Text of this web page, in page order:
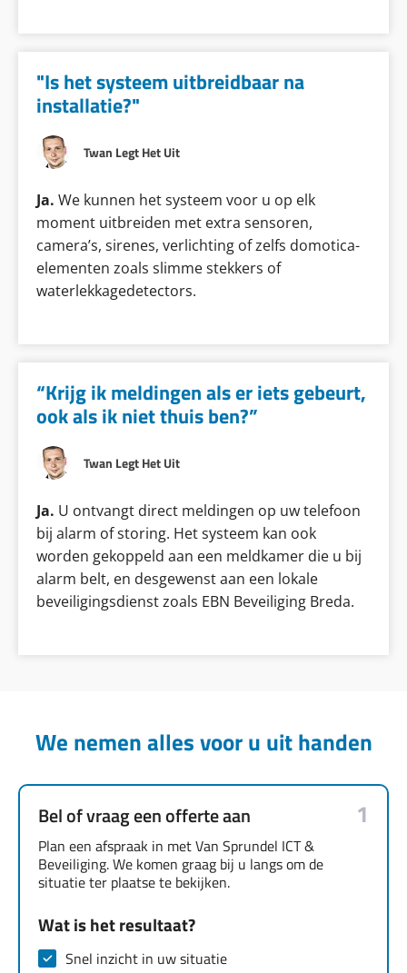
"Is het systeem uitbreidbaar na
installatie?"
Twan Legt Het Uit
Ja. We kunnen het systeem voor u op elk
moment uitbreiden met extra sensoren,
camera’s, sirenes, verlichting of zelfs domotica-
elementen zoals slimme stekkers of
waterlekkagedetectors.
“Krijg ik meldingen als er iets gebeurt,
ook als ik niet thuis ben?”
Twan Legt Het Uit
Ja. U ontvangt direct meldingen op uw telefoon
bij alarm of storing. Het systeem kan ook
worden gekoppeld aan een meldkamer die u bij
alarm belt, en desgewenst aan een lokale
beveiligingsdienst zoals EBN Beveiliging Breda.
We nemen alles voor u uit handen
1
Bel of vraag een offerte aan
Plan een afspraak in met Van Sprundel ICT &
Beveiliging. We komen graag bij u langs om de
situatie ter plaatse te bekijken.
Wat is het resultaat?
Snel inzicht in uw situatie